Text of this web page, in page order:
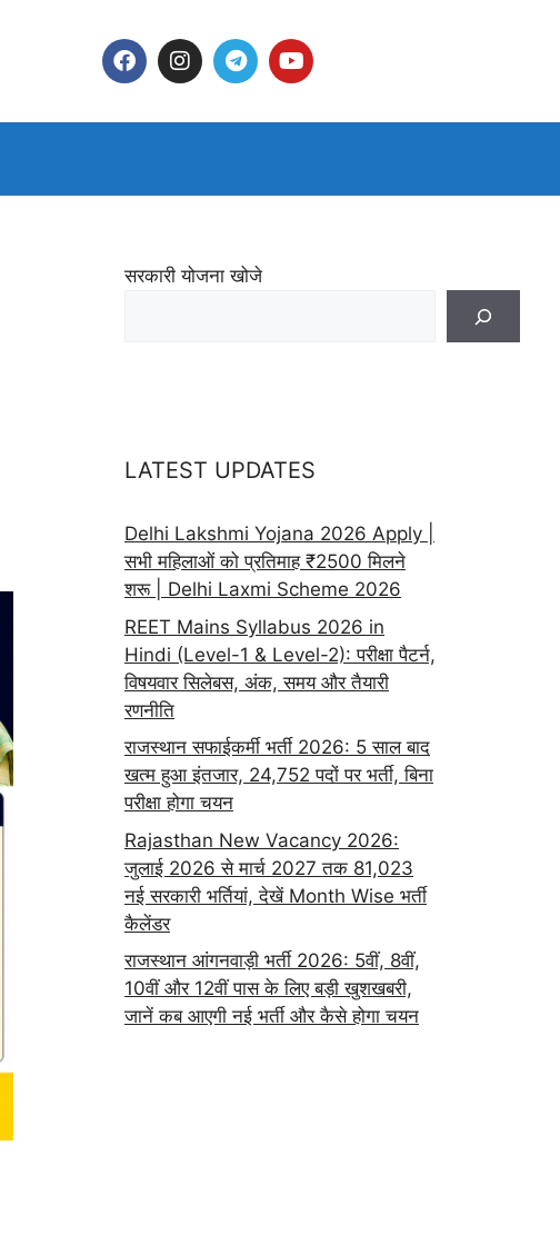
सरकारी योजना खोजे
LATEST UPDATES
Delhi Lakshmi Yojana 2026 Apply |
सभी महिलाओं को प्रतिमाह ₹2500 मिलने
शरू | Delhi Laxmi Scheme 2026
REET Mains Syllabus 2026 in
Hindi (Level-1 & Level-2): परीक्षा पैटर्न,
विषयवार सिलेबस, अंक, समय और तैयारी
रणनीति
राजस्थान सफाईकर्मी भर्ती 2026: 5 साल बाद
खत्म हुआ इंतजार, 24,752 पदों पर भर्ती, बिना
परीक्षा होगा चयन
Rajasthan New Vacancy 2026:
जुलाई 2026 से मार्च 2027 तक 81,023
नई सरकारी भर्तियां, देखें Month Wise भर्ती
कैलेंडर
राजस्थान आंगनवाड़ी भर्ती 2026: 5वीं, 8वीं,
10वीं और 12वीं पास के लिए बड़ी खुशखबरी,
जानें कब आएगी नई भर्ती और कैसे होगा चयन